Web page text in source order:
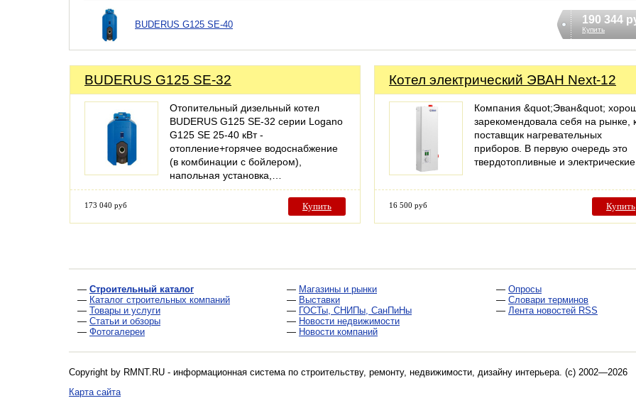
BUDERUS G125 SE-40 190 344
Купить
BUDERUS G125 SE-32
Отопительный дизельный котел
BUDERUS G125 SE-32 серии Logano
G125 SE 25-40 кВт -
отопление+горячее водоснабжение
(в комбинации с бойлером),
напольная установка,…
173 040 руб Купить
Котел электрический ЭВАН Next-12
Компания &quot;Эван&quot;
зарекомендовала себя на рынке,
поставщик нагревательных
приборов. В первую очередь это
твердотопливные и
16 500 руб Купить
— Строительный каталог
— Каталог строительных компаний
— Товары и услуги
— Статьи и обзоры
— Фотогалереи
— Магазины и рынки
— Выставки
— ГОСТы, СНИПы, СанПиНы
— Новости недвижимости
— Новости компаний
— Опросы
— Словари терминов
— Лента новостей RSS
Copyright by RMNT.RU - информационная система по строительству, ремонту, недвижимости, дизайну интерьера. (c) 2002—2026
Карта сайта